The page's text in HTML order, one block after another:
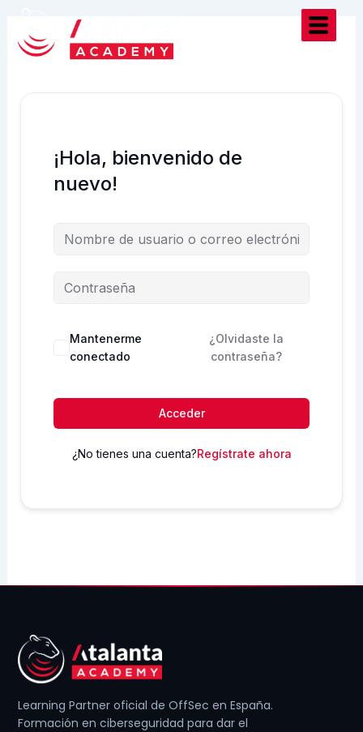
contenido
¡Hola, bienvenido de
nuevo!
Mantenerme
conectado
¿Olvidaste la
contraseña?
Acceder
¿No tienes una cuenta?Regístrate ahora
Learning Partner oficial de OffSec en España.
Formación en ciberseguridad para dar el